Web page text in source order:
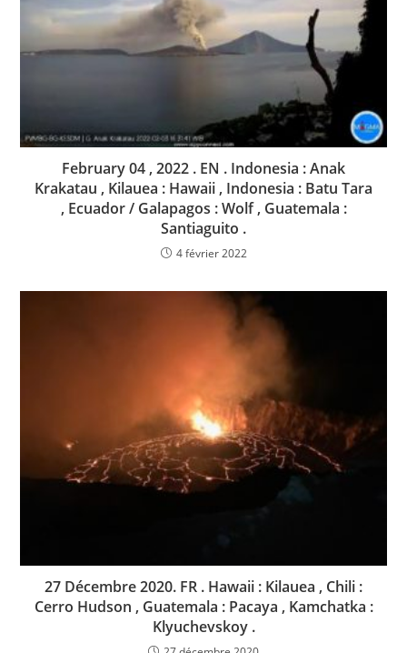
February 04 , 2022 . EN . Indonesia : Anak
Krakatau , Kilauea : Hawaii , Indonesia : Batu Tara
, Ecuador / Galapagos : Wolf , Guatemala :
Santiaguito .
4 février 2022
27 Décembre 2020. FR . Hawaii : Kilauea , Chili :
Cerro Hudson , Guatemala : Pacaya , Kamchatka :
Klyuchevskoy .